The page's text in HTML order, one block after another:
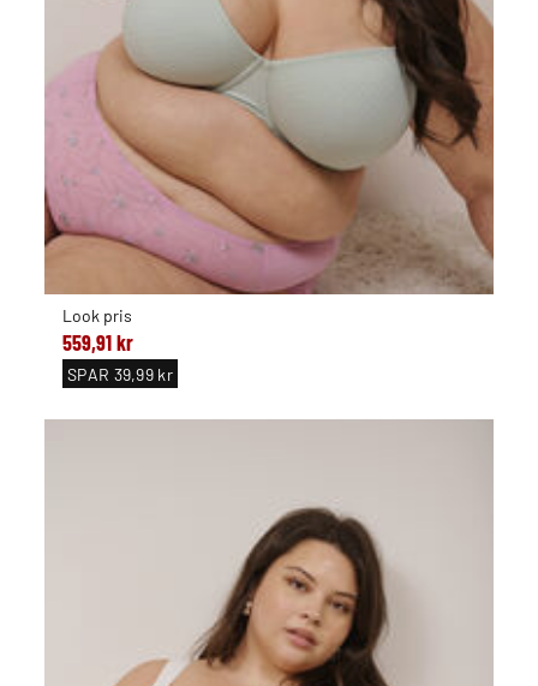
Look pris
559,91 kr
SPAR 39,99 kr